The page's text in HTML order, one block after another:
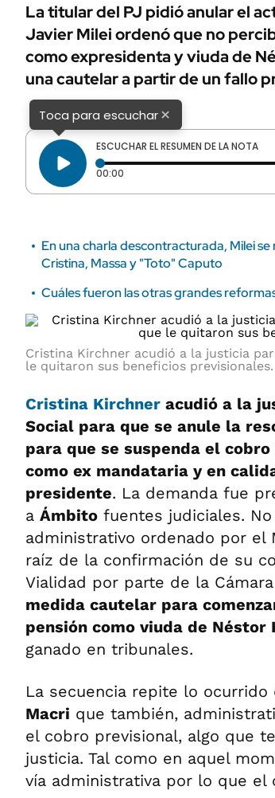
URUGUAY
La titular del PJ pidió anular el
Javier Milei ordenó que no
como expresidenta y viuda de
una cautelar a partir de un fallo
Toca para escuchar×
ESCUCHAR EL RESUMEN DE LA NOTA
00:00 Tiempo transcurrido: 0
En una charla descontracturada, Milei
Cristina, Massa y "Toto" Caputo
Cuáles fueron las otras grandes
Cristina Kirchner acudió a la justicia
le quitaron sus beneficios previsionales.
Cristina Kirchner acudió a la
Social para que se anule la
para que se suspenda el
como ex mandataria y en
presidente. La demanda fue
a Ámbito fuentes judiciales.
administrativo ordenado por el
raíz de la confirmación de su
Vialidad por parte de la
medida cautelar para
pensión como viuda de Néstor
ganado en tribunales.
La secuencia repite lo
Macri que también,
el cobro previsional, algo que
justicia. Tal como en aquel
vía administrativa por lo que el